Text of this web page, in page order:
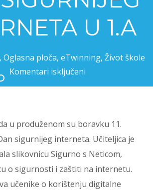
U 1.A
, Oglasna ploča, eTwinning, Život škole
Komentari isključeni
u produženom su boravku 11.
sigurnijeg interneta. Učiteljica je
slikovnicu Sigurno s Neticom,
o sigurnosti i zaštiti na internetu.
učenike o korištenju digitalne